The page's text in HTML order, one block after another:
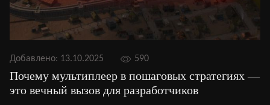
Добавлено: 13.10.2025 590
Почему мультиплеер в пошаговых стратегиях —
это вечный вызов для разработчиков